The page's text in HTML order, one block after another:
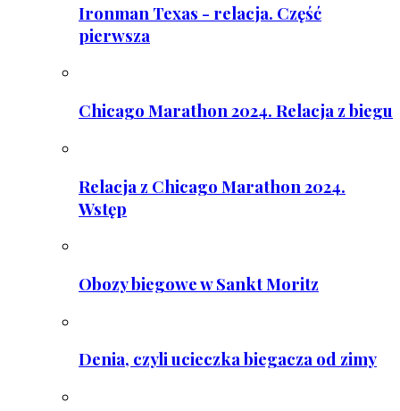
Ironman Texas - relacja. Część
pierwsza
Chicago Marathon 2024. Relacja z biegu
Relacja z Chicago Marathon 2024.
Wstęp
Obozy biegowe w Sankt Moritz
Denia, czyli ucieczka biegacza od zimy